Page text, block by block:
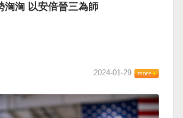
洶洶 以安倍晉三為師
2024-01-29